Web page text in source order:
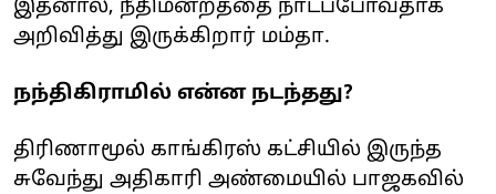
இதனால், நீதிமன்றத்தை நாடப்போவதாக
அறிவித்து இருக்கிறார் மம்தா.
நந்திகிராமில் என்ன நடந்தது?
திரிணாமூல் காங்கிரஸ் கட்சியில் இருந்த
சுவேந்து அதிகாரி அண்மையில் பாஜகவில்